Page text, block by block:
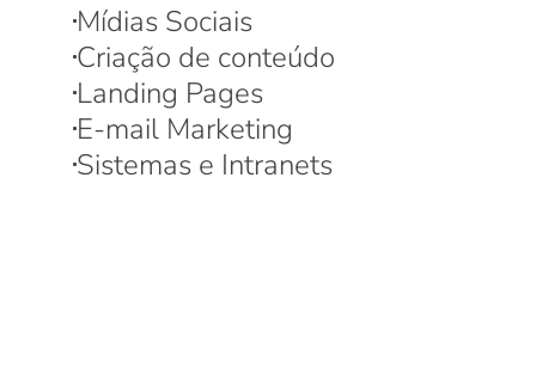
Mídias Sociais
Criação de conteúdo
Landing Pages
E-mail Marketing
Sistemas e Intranets